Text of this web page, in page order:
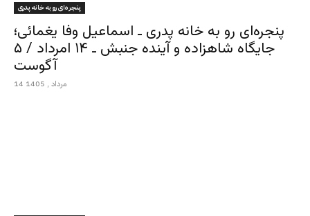
پنجره‌ای رو به خانه پدری
پنجره‌ای رو به خانه پدری ـ اسماعیل وفا یغمائی؛
جایگاه شاهزاده و آینده جنبش ـ ۱۴ امرداد / ۵
آگوست
14 مرداد , 1405